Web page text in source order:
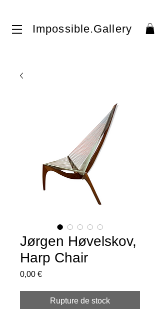
Impossible.Gallery​
Jørgen Høvelskov,
Harp Chair
0,00 €Prix
Rupture de stock